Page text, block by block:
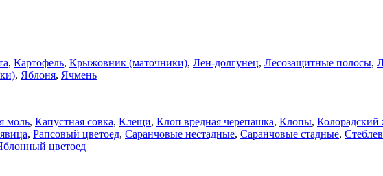
, Картофель, Крыжовник (маточники), Лен-долгунец, Лесозащитные полосы,
, Яблоня, Ячмень
моль, Капустная совка, Клещи, Клоп вредная черепашка, Клопы, Колорадский
, Рапсовый цветоед, Саранчовые нестадные, Саранчовые стадные,
цветоед